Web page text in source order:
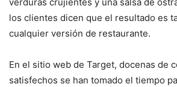
los clientes dicen que el resultado es
cualquier versión de restaurante.
En el sitio web de Target, docenas de
satisfechos se han tomado el tiempo